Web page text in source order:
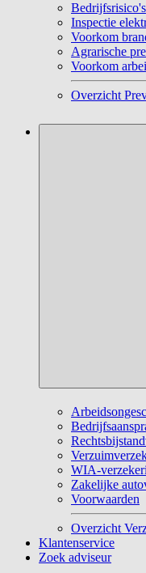
Bedrijfsrisico's
Inspectie
Voorkom
Agrarische
Voorkom
Overzicht
WIA-
Zakelijke
Voorwaarden
Overzicht
Klantenservice
Zoek adviseur